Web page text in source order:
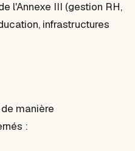
l'Annexe III (gestion RH,
infrastructures
manière
: